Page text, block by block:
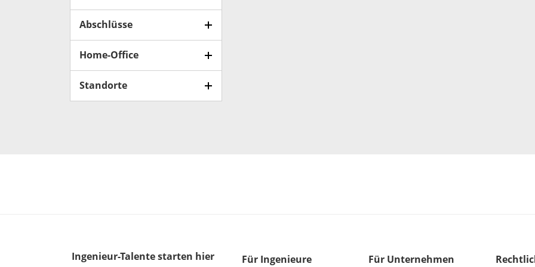
Abschlüsse
Home-Office
Standorte
Ingenieur-Talente starten hier Für Ingenieure Für Unternehmen